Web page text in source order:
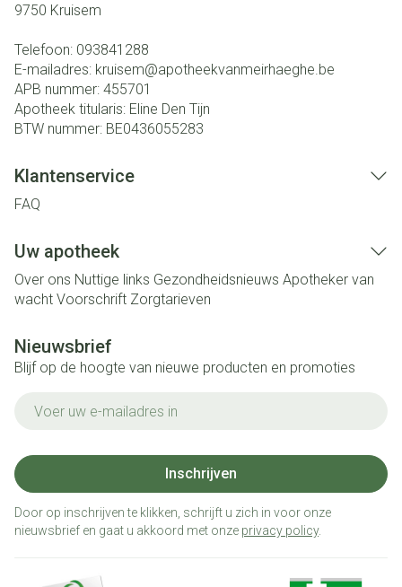
9750 Kruisem
Telefoon: 093841288
E-mailadres: kruisem@apotheekvanmeirhaeghe.be
APB nummer: 455701
Apotheek titularis: Eline Den Tijn
BTW nummer: BE0436055283
Klantenservice
FAQ
Uw apotheek
Over ons Nuttige links Gezondheidsnieuws Apotheker van
wacht Voorschrift Zorgtarieven
Nieuwsbrief
Blijf op de hoogte van nieuwe producten en promoties
Inschrijven
Door op inschrijven te klikken, schrijft u zich in voor onze
nieuwsbrief en gaat u akkoord met onze privacy policy.